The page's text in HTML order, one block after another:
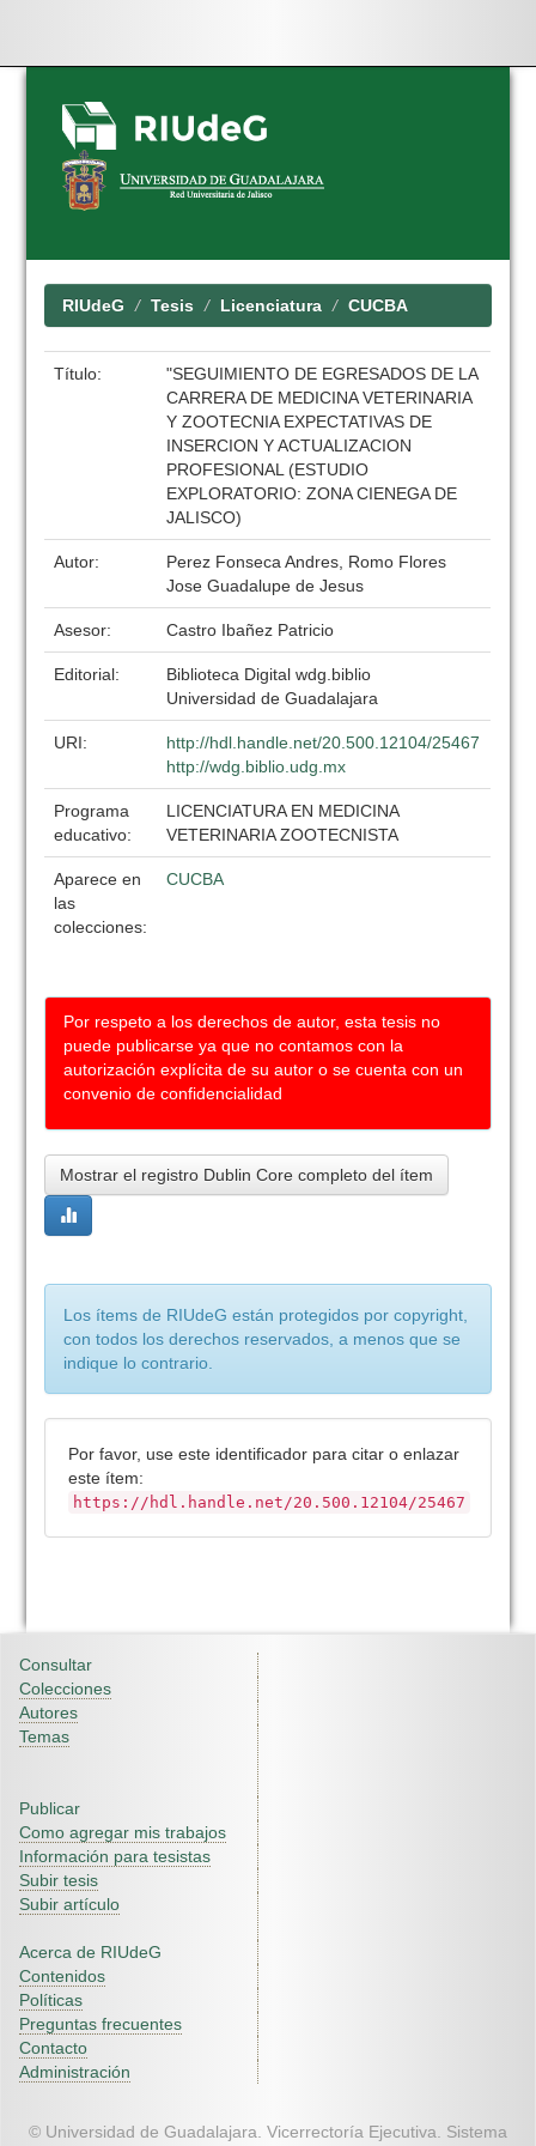
Skip
navigation
RIUdeG Tesis Licenciatura CUCBA
Título:
"SEGUIMIENTO DE EGRESADOS DE LA
CARRERA DE MEDICINA VETERINARIA
Y ZOOTECNIA EXPECTATIVAS DE
INSERCION Y ACTUALIZACION
PROFESIONAL (ESTUDIO
EXPLORATORIO: ZONA CIENEGA DE
JALISCO)
Autor:
Perez Fonseca Andres, Romo Flores
Jose Guadalupe de Jesus
Asesor: Castro Ibañez Patricio
Editorial:
Biblioteca Digital wdg.biblio
Universidad de Guadalajara
URI:
http://hdl.handle.net/20.500.12104/25467
http://wdg.biblio.udg.mx
Programa
educativo:
LICENCIATURA EN MEDICINA
VETERINARIA ZOOTECNISTA
Aparece en
las
colecciones:
CUCBA
Por respeto a los derechos de autor, esta tesis no
puede publicarse ya que no contamos con la
autorización explícita de su autor o se cuenta con un
convenio de confidencialidad
Mostrar el registro Dublin Core completo del ítem
Los ítems de RIUdeG están protegidos por copyright,
con todos los derechos reservados, a menos que se
indique lo contrario.
Por favor, use este identificador para citar o enlazar
este ítem:
https://hdl.handle.net/20.500.12104/25467
Consultar
Colecciones
Autores
Temas
Publicar
Como agregar mis trabajos
Información para tesistas
Subir tesis
Subir artículo
Acerca de RIUdeG
Contenidos
Políticas
Preguntas frecuentes
Contacto
Administración
© Universidad de Guadalajara. Vicerrectoría Ejecutiva. Sistema